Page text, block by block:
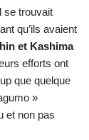
se trouvait
qu’ils avaient
et Kashima
efforts ont
que quelque
»
et non pas